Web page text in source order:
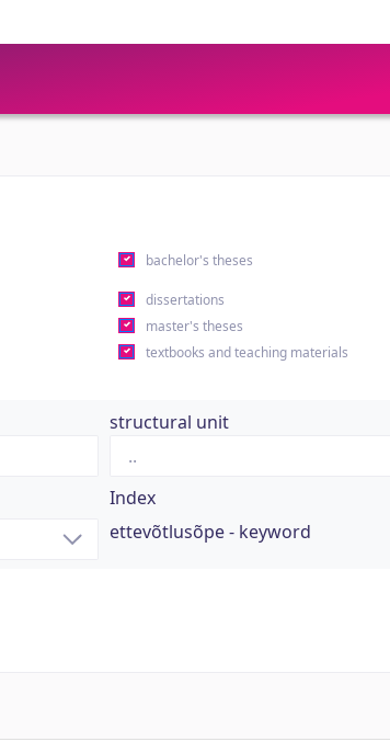
bachelor's theses
dissertations
master's theses
textbooks and teaching materials
structural unit
Index
ettevõtlusõpe - keyword